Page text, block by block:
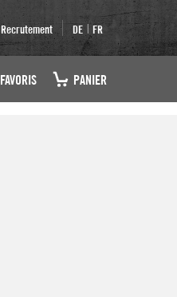
Recrutement DE | FR
PANIER